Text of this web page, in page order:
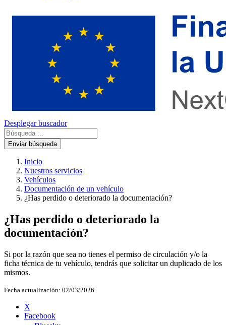
Desplegar buscador
Enviar búsqueda
Inicio
Nuestros servicios
Vehículos
Documentación de un vehículo
¿Has perdido o deteriorado la documentación?
¿Has perdido o deteriorado la
documentación?
Si por la razón que sea no tienes el permiso de circulación y/o la
ficha técnica de tu vehículo, tendrás que solicitar un duplicado de los
mismos.
Fecha actualización: 02/03/2026
X
Facebook